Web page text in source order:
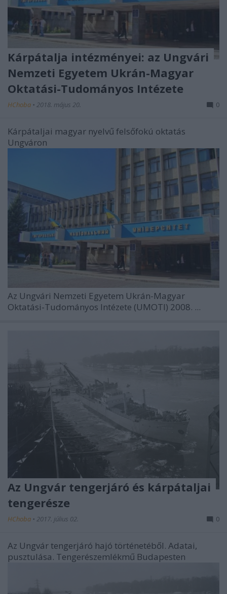
Kárpátalja intézményei: az Ungvári
Nemzeti Egyetem Ukrán-Magyar
Oktatási-Tudományos Intézete
HChoba • 2018. május 20. 0
Kárpátaljai magyar nyelvű felsőfokú oktatás
Ungváron
Az Ungvári Nemzeti Egyetem Ukrán-Magyar
Oktatási-Tudományos Intézete (UMOTI) 2008. ...
Az Ungvár tengerjáró és kárpátaljai
tengerésze
HChoba • 2017. július 02. 0
Az Ungvár tengerjáró hajó történetéből. Adatai,
pusztulása. Tengerészemlékmű Budapesten